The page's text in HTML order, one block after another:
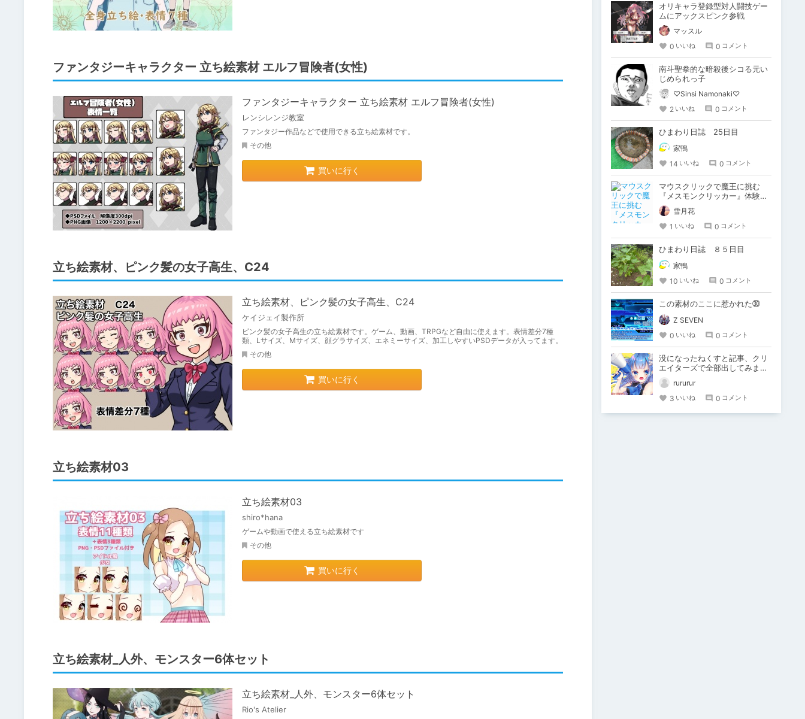
ファンタジーキャラクター 立ち絵素材 エルフ冒険者(女性)
ファンタジーキャラクター 立ち絵素材 エルフ冒険者(女性)
レンシレンジ教室
ファンタジー作品などで使用できる立ち絵素材です。
その他
買いに行く
立ち絵素材、ピンク髪の女子高生、C24
立ち絵素材、ピンク髪の女子高生、C24
ケイジェイ製作所
ピンク髪の女子高生の立ち絵素材です。ゲーム、動画、TRPGなど自由に使えます。表情差分7種
類、Lサイズ、Mサイズ、顔グラサイズ、エネミーサイズ、加工しやすいPSDデータが入ってます。
その他
買いに行く
立ち絵素材03
立ち絵素材03
shiro*hana
ゲームや動画で使える立ち絵素材です
その他
買いに行く
立ち絵素材_人外、モンスター6体セット
立ち絵素材_人外、モンスター6体セット
Rio's Atelier
オリキャラ登録型対人闘技ゲー
ムにアックスピンク参戦
マッスル
0 いいね 0 コメント
南斗聖拳的な暗殺後シコる元い
じめられっ子
♡Sinsi Namonaki♡
2 いいね 0 コメント
ひまわり日誌 25日目
家鴨
14 いいね 0 コメント
マウスクリックで魔王に挑む
『メスモンクリッカー』体験版
プレイしてみた
雪月花
1 いいね 0 コメント
ひまわり日誌 ８５日目
家鴨
10 いいね 0 コメント
この素材のここに惹かれた㉚
Z SEVEN
0 いいね 0 コメント
没になったねくすと記事、クリ
エイターズで全部出してみま
す。
rururur
3 いいね 0 コメント